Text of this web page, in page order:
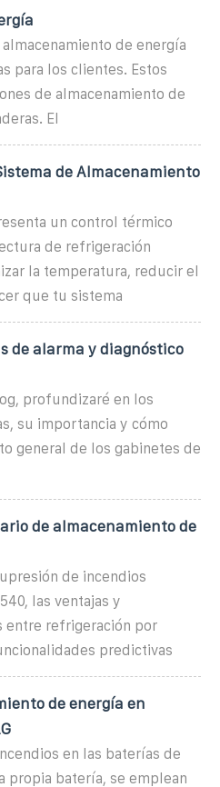
de energía
para los clientes. Estos
de almacenamiento de
El
de Almacenamiento
un control térmico
de refrigeración
la temperatura, reducir el
que tu sistema
de alarma y diagnóstico
profundizaré en los
su importancia y cómo
general de los gabinetes de
de almacenamiento de
de incendios
las ventajas y
entre refrigeración por
predictivas
de energía en
en las baterías de
propia batería, se emplean